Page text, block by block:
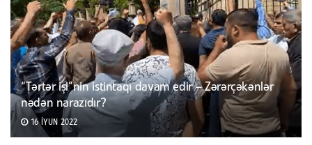
“Tərtər işi”nin istintaqı davam edir – Zərərçəkənlər
nədən narazıdır?
16 İYUN 2022